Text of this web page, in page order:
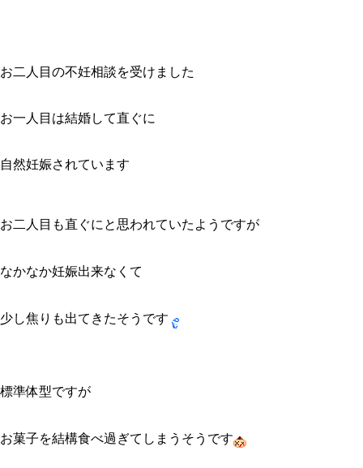
お二人目の不妊相談を受けました
お一人目は結婚して直ぐに
自然妊娠されています
お二人目も直ぐにと思われていたようですが
なかなか妊娠出来なくて
少し焦りも出てきたそうです
標準体型ですが
お菓子を結構食べ過ぎてしまうそうです